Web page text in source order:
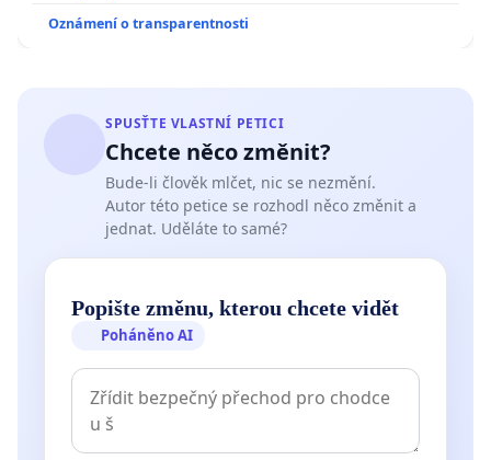
Oznámení o transparentnosti
SPUSŤTE VLASTNÍ PETICI
Chcete něco změnit?
Bude-li člověk mlčet, nic se nezmění.
Autor této petice se rozhodl něco změnit a
jednat. Uděláte to samé?
Popište změnu, kterou chcete vidět
Poháněno AI